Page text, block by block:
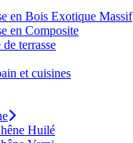
en Bois Exotique Massif
en Composite
terrasse
et cuisines
Huilé